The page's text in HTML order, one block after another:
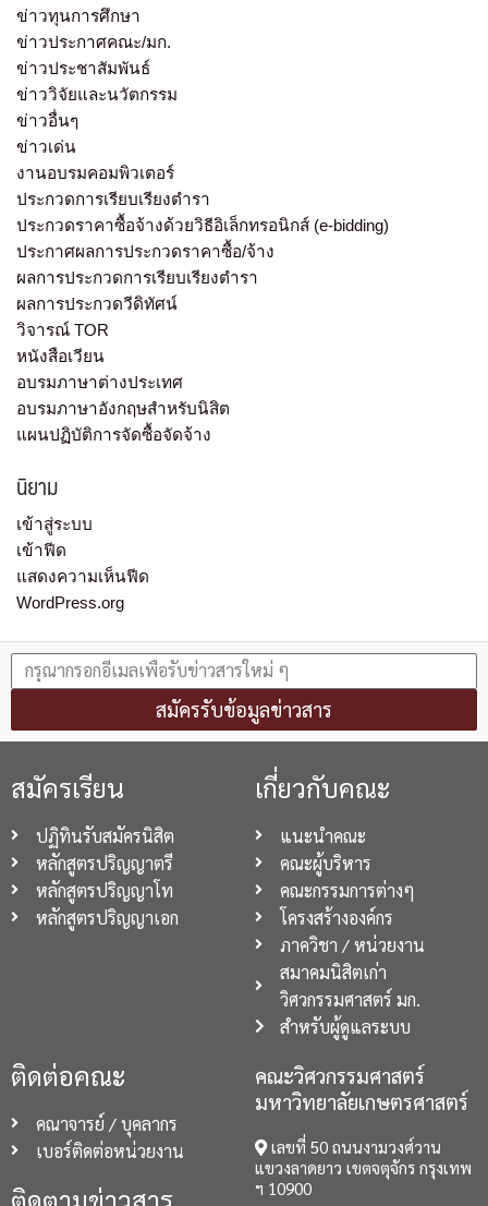
ข่าวทุนการศึกษา
ข่าวประกาศคณะ/มก.
ข่าวประชาสัมพันธ์
ข่าววิจัยและนวัตกรรม
ข่าวอื่นๆ
ข่าวเด่น
งานอบรมคอมพิวเตอร์
ประกวดการเรียบเรียงตำรา
ประกวดราคาซื้อจ้างด้วยวิธีอิเล็กทรอนิกส์ (e-bidding)
ประกาศผลการประกวดราคาซื้อ/จ้าง
ผลการประกวดการเรียบเรียงตำรา
ผลการประกวดวีดิทัศน์
วิจารณ์ TOR
หนังสือเวียน
อบรมภาษาต่างประเทศ
อบรมภาษาอังกฤษสำหรับนิสิต
แผนปฏิบัติการจัดซื้อจัดจ้าง
นิยาม
เข้าสู่ระบบ
เข้าฟีด
แสดงความเห็นฟีด
WordPress.org
สมัครรับข้อมูลข่าวสาร
สมัครเรียน
ปฏิทินรับสมัครนิสิต
หลักสูตรปริญญาตรี
หลักสูตรปริญญาโท
หลักสูตรปริญญาเอก
เกี่ยวกับคณะ
แนะนำคณะ
คณะผู้บริหาร
คณะกรรมการต่างๆ
โครงสร้างองค์กร
ภาควิชา / หน่วยงาน
สมาคมนิสิตเก่า
วิศวกรรมศาสตร์ มก.
สำหรับผู้ดูแลระบบ
ติดต่อคณะ
คณาจารย์ / บุคลากร
เบอร์ติดต่อหน่วยงาน
ติดตามข่าวสาร
คณะวิศวกรรมศาสตร์
มหาวิทยาลัยเกษตรศาสตร์
เลขที่ 50 ถนนงามวงศ์วาน
แขวงลาดยาว เขตจตุจักร กรุงเทพ
ฯ 10900